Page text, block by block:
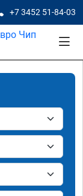
+7 3452 51-84-03